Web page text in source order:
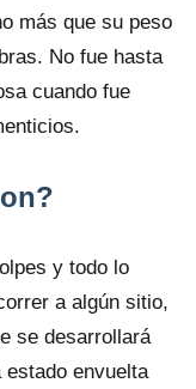
más que su peso
No fue hasta
cuando fue
y todo lo
a algún sitio,
se desarrollará
envuelta